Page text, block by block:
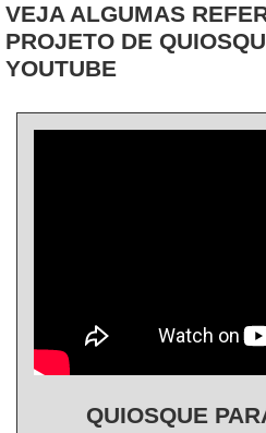
VEJA ALGUMAS
PROJETO DE
YOUTUBE
QUIOSQUE